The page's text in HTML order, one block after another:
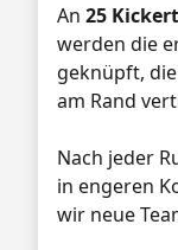
An 25
werden die
geknüpft,
am Rand
Nach jeder
in engeren
wir neue